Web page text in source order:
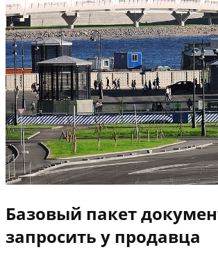
Базовый пакет
запросить у продавца